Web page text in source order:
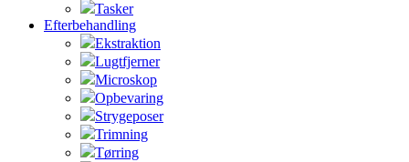
Tasker
Efterbehandling
Ekstraktion
Lugtfjerner
Microskop
Opbevaring
Strygeposer
Trimning
Tørring